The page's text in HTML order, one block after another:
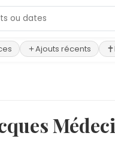
Ajouts récents